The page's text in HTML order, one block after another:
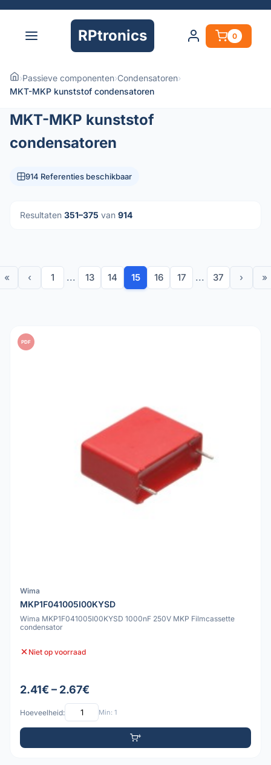
RPtronics 0
›Passieve componenten›Condensatoren›
MKT-MKP kunststof condensatoren
MKT-MKP kunststof
condensatoren
914 Referenties beschikbaar
Resultaten 351–375 van 914
« ‹ 1 ... 13 14 15 16 17 ... 37 › »
PDF
Wima
MKP1F041005I00KYSD
Wima MKP1F041005I00KYSD 1000nF 250V MKP Filmcassette
condensator
Niet op voorraad
2.41€ – 2.67€
Hoeveelheid: Min: 1